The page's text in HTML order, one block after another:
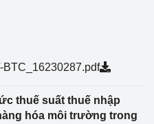
BTC_16230287.pdf
thuế suất thuế nhập
hóa môi trường trong